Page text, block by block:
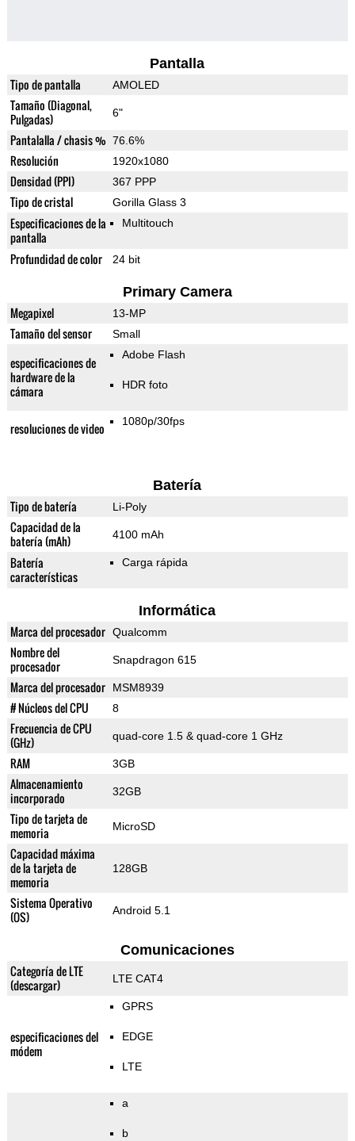
Pantalla
Tipo de pantalla AMOLED
Tamaño (Diagonal,
Pulgadas)
6"
Pantalalla / chasis % 76.6%
Resolución 1920x1080
Densidad (PPI) 367 PPP
Tipo de cristal Gorilla Glass 3
Especificaciones de la
pantalla
Multitouch
Profundidad de color 24 bit
Primary Camera
Megapixel 13-MP
Tamaño del sensor Small
especificaciones de
hardware de la
cámara
Adobe Flash
HDR foto
resoluciones de video 1080p/30fps
Batería
Tipo de batería Li-Poly
Capacidad de la
batería (mAh)
4100 mAh
Batería
características
Carga rápida
Informática
Marca del procesador Qualcomm
Nombre del
procesador
Snapdragon 615
Marca del procesador MSM8939
# Núcleos del CPU 8
Frecuencia de CPU
(GHz)
quad-core 1.5 & quad-core 1 GHz
RAM 3GB
Almacenamiento
incorporado
32GB
Tipo de tarjeta de
memoria
MicroSD
Capacidad máxima
de la tarjeta de
memoria
128GB
Sistema Operativo
(OS)
Android 5.1
Comunicaciones
Categoría de LTE
(descargar)
LTE CAT4
especificaciones del
módem
GPRS
EDGE
LTE
a
b